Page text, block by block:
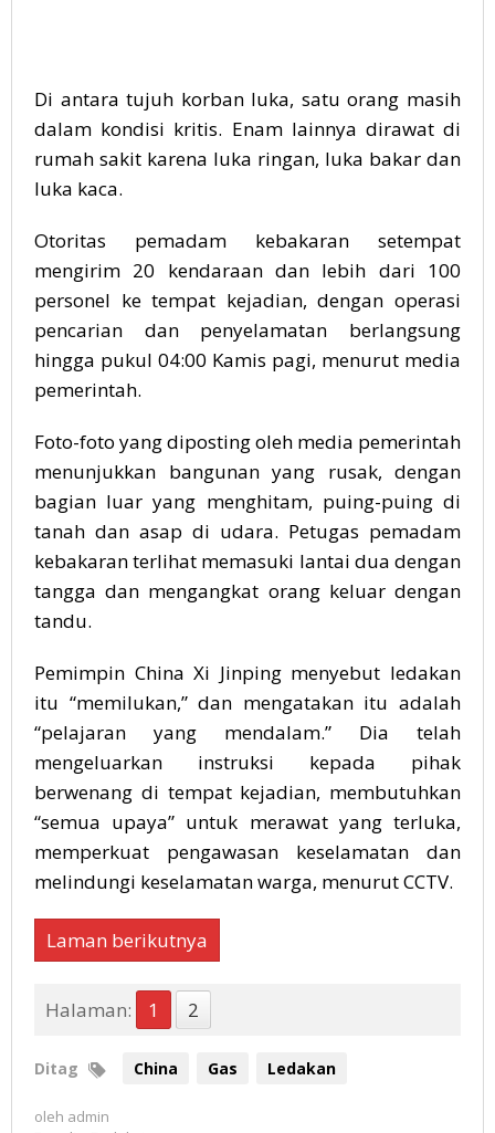
Di antara tujuh korban luka, satu orang masih
dalam kondisi kritis. Enam lainnya dirawat di
rumah sakit karena luka ringan, luka bakar dan
luka kaca.
Otoritas pemadam kebakaran setempat
mengirim 20 kendaraan dan lebih dari 100
personel ke tempat kejadian, dengan operasi
pencarian dan penyelamatan berlangsung
hingga pukul 04:00 Kamis pagi, menurut media
pemerintah.
Foto-foto yang diposting oleh media pemerintah
menunjukkan bangunan yang rusak, dengan
bagian luar yang menghitam, puing-puing di
tanah dan asap di udara. Petugas pemadam
kebakaran terlihat memasuki lantai dua dengan
tangga dan mengangkat orang keluar dengan
tandu.
Pemimpin China Xi Jinping menyebut ledakan
itu “memilukan,” dan mengatakan itu adalah
“pelajaran yang mendalam.” Dia telah
mengeluarkan instruksi kepada pihak
berwenang di tempat kejadian, membutuhkan
“semua upaya” untuk merawat yang terluka,
memperkuat pengawasan keselamatan dan
melindungi keselamatan warga, menurut CCTV.
Laman berikutnya
Halaman: 1 2
Ditag China Gas Ledakan
oleh admin